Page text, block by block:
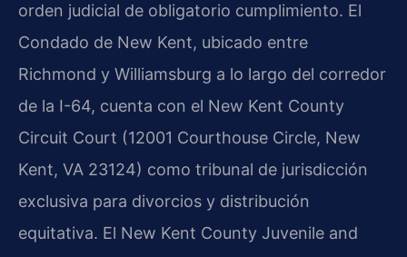
orden judicial de obligatorio cumplimiento. El
Condado de New Kent, ubicado entre
Richmond y Williamsburg a lo largo del corredor
de la I-64, cuenta con el New Kent County
Circuit Court (12001 Courthouse Circle, New
Kent, VA 23124) como tribunal de jurisdicción
exclusiva para divorcios y distribución
equitativa. El New Kent County Juvenile and